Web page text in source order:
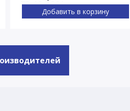
Добавить в корзину